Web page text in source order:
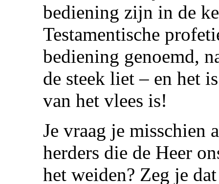
bediening zijn in de
Testamentische
bediening genoemd,
de steek liet – en het
van het vlees is!
Je vraag je misschien
herders die de Heer
het weiden? Zeg je